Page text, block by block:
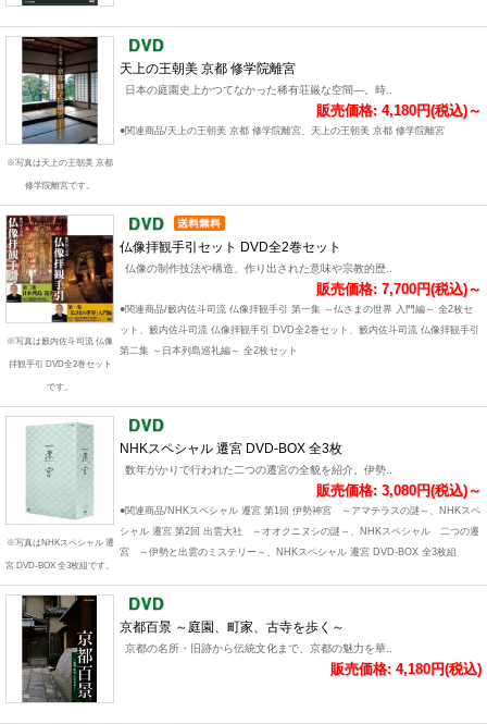
※写真は天上の王朝美 京都
修学院離宮です。
天上の王朝美 京都 修学院離宮
日本の庭園史上かつてなかった稀有荘厳な空間―。時..
販売価格: 4,180円(税込)～
●関連商品/天上の王朝美 京都 修学院離宮、天上の王朝美 京都 修学院離宮
※写真は籔内佐斗司流 仏像
拝観手引 DVD全2巻セット
です。
仏像拝観手引セット DVD全2巻セット
仏像の制作技法や構造、作り出された意味や宗教的歴..
販売価格: 7,700円(税込)～
●関連商品/籔内佐斗司流 仏像拝観手引 第一集 ～仏さまの世界 入門編～ 全2枚セ
ット、籔内佐斗司流 仏像拝観手引 DVD全2巻セット、籔内佐斗司流 仏像拝観手引
第二集 ～日本列島巡礼編～ 全2枚セット
※写真はNHKスペシャル 遷
宮 DVD-BOX 全3枚組です。
NHKスペシャル 遷宮 DVD-BOX 全3枚
数年がかりで行われた二つの遷宮の全貌を紹介。伊勢..
販売価格: 3,080円(税込)～
●関連商品/NHKスペシャル 遷宮 第1回 伊勢神宮 ～アマテラスの謎～、NHKスペ
シャル 遷宮 第2回 出雲大社 ～オオクニヌシの謎～、NHKスペシャル 二つの遷
宮 ～伊勢と出雲のミステリー～、NHKスペシャル 遷宮 DVD-BOX 全3枚組
京都百景 ～庭園、町家、古寺を歩く～
京都の名所・旧跡から伝統文化まで、京都の魅力を華..
販売価格: 4,180円(税込)